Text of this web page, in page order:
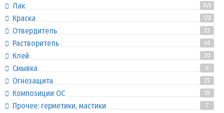
Лак 149
Краска 178
Отвердитель 33
Растворитель 49
Клей 30
Смывка 6
Огнезащита 25
Композиции ОС 18
Прочее: герметики, мастики 7